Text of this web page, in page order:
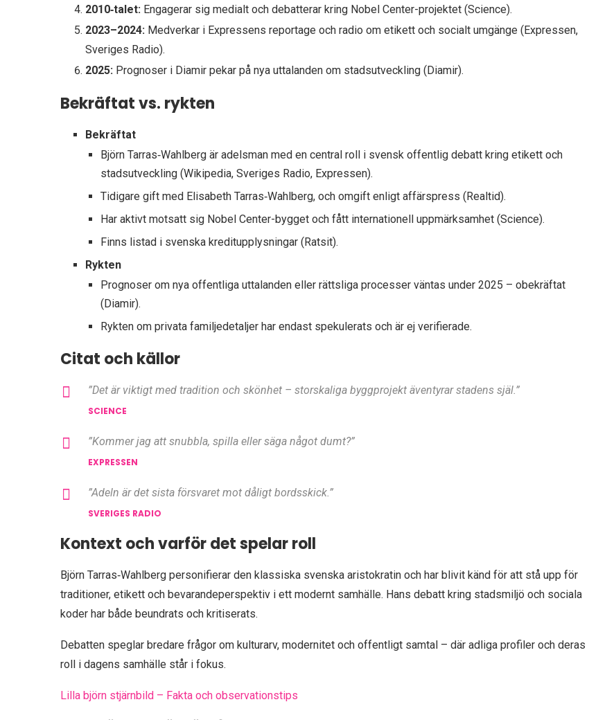
2010‑talet: Engagerar sig medialt och debatterar kring Nobel Center-projektet (Science).
2023–2024: Medverkar i Expressens reportage och radio om etikett och socialt umgänge (Expressen,
Sveriges Radio).
2025: Prognoser i Diamir pekar på nya uttalanden om stadsutveckling (Diamir).
Bekräftat vs. rykten
Bekräftat
Björn Tarras‑Wahlberg är adelsman med en central roll i svensk offentlig debatt kring etikett och
stadsutveckling (Wikipedia, Sveriges Radio, Expressen).
Tidigare gift med Elisabeth Tarras‑Wahlberg, och omgift enligt affärspress (Realtid).
Har aktivt motsatt sig Nobel Center-bygget och fått internationell uppmärksamhet (Science).
Finns listad i svenska kreditupplysningar (Ratsit).
Rykten
Prognoser om nya offentliga uttalanden eller rättsliga processer väntas under 2025 – obekräftat
(Diamir).
Rykten om privata familjedetaljer har endast spekulerats och är ej verifierade.
Citat och källor
”Det är viktigt med tradition och skönhet – storskaliga byggprojekt äventyrar stadens själ.”
SCIENCE
”Kommer jag att snubbla, spilla eller säga något dumt?”
EXPRESSEN
”Adeln är det sista försvaret mot dåligt bordsskick.”
SVERIGES RADIO
Kontext och varför det spelar roll
Björn Tarras‑Wahlberg personifierar den klassiska svenska aristokratin och har blivit känd för att stå upp för
traditioner, etikett och bevarandeperspektiv i ett modernt samhälle. Hans debatt kring stadsmiljö och sociala
koder har både beundrats och kritiserats.
Debatten speglar bredare frågor om kulturarv, modernitet och offentligt samtal – där adliga profiler och deras
roll i dagens samhälle står i fokus.
Lilla björn stjärnbild – Fakta och observationstips